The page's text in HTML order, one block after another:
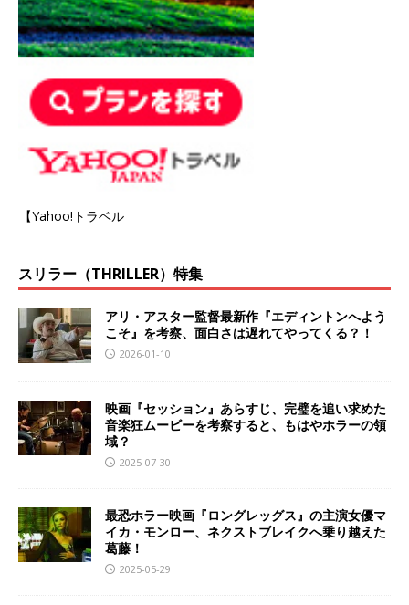
【Yahoo!トラベル
スリラー（THRILLER）特集
アリ・アスター監督最新作『エディントンへよう
こそ』を考察、面白さは遅れてやってくる？！
2026-01-10
映画『セッション』あらすじ、完璧を追い求めた
音楽狂ムービーを考察すると、もはやホラーの領
域？
2025-07-30
最恐ホラー映画『ロングレッグス』の主演女優マ
イカ・モンロー、ネクストブレイクへ乗り越えた
葛藤！
2025-05-29